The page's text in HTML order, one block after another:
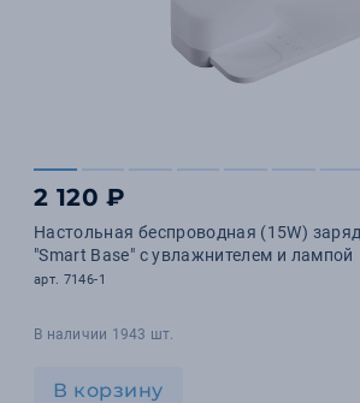
2 120 ₽
Настольная беспроводная (15W)
"Smart Base" с увлажнителем и лампой
арт. 7146-1
В наличии 1943 шт.
В корзину